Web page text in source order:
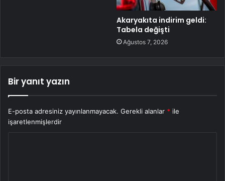
Akaryakıta indirim geldi:
Tabela değişti
Ağustos 7, 2026
Bir yanıt yazın
E-posta adresiniz yayınlanmayacak. Gerekli alanlar * ile
işaretlenmişlerdir